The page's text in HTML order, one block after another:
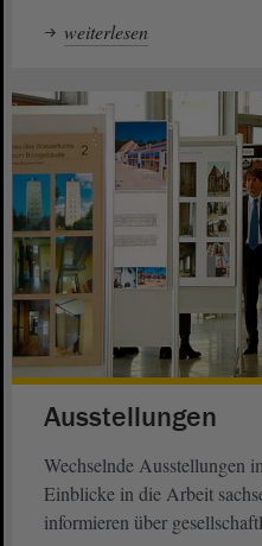
weiterlesen
Ausstellungen
Wechselnde Ausstellungen
Einblicke in die Arbeit
informieren über